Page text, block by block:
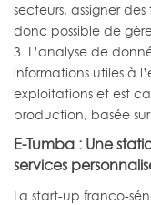
secteurs, assigner
donc possible de
3. L’analyse de
informations utiles à
exploitations et est
production, basée
E-Tumba : Une
services
La start-up franco-